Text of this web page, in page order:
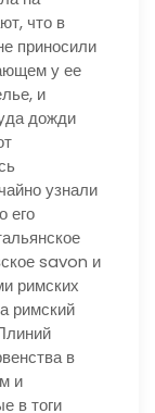
что в
приносили
у ее
и
дожди
узнали
его
savon и
римских
римский
в
и
в тоги